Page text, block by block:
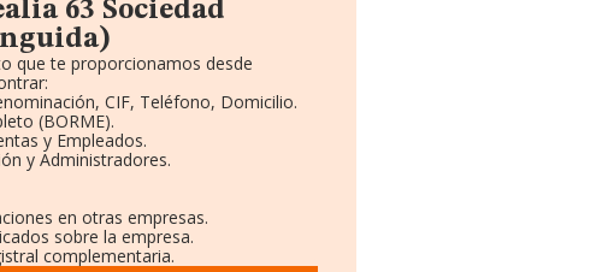
63 Sociedad
que te proporcionamos desde
CIF, Teléfono, Domicilio.
(BORME).
y Empleados.
y Administradores.
en otras empresas.
sobre la empresa.
complementaria.